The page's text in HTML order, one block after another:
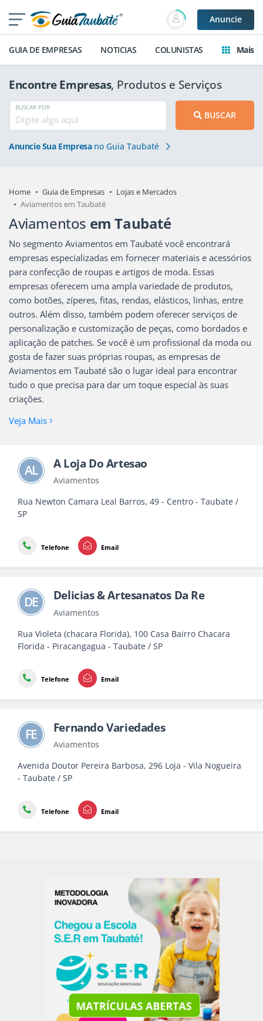
Anuncie
GUIA DE EMPRESAS NOTICIAS COLUNISTAS Mais
Encontre Empresas, Produtos e Serviços
BUSCAR POR
BUSCAR
Anuncie Sua Empresano Guia Taubaté
Home Guia de Empresas
Lojas e Mercados
Aviamentos em Taubaté
Aviamentos em Taubaté
No segmento Aviamentos em Taubaté você encontrará
empresas especializadas em fornecer materiais e acessórios
para confecção de roupas e artigos de moda. Essas
empresas oferecem uma ampla variedade de produtos,
como botões, zíperes, fitas, rendas, elásticos, linhas, entre
outros. Além disso, também podem oferecer serviços de
personalização e customização de peças, como bordados e
aplicação de patches. Se você é um profissional da moda ou
gosta de fazer suas próprias roupas, as empresas de
Aviamentos em Taubaté são o lugar ideal para encontrar
tudo o que precisa para dar um toque especial às suas
criações.
Veja Mais
AL A Loja Do Artesao
Aviamentos
Rua Newton Camara Leal Barros, 49 - Centro - Taubate /
SP
Telefone Email
DE Delicias & Artesanatos Da Re
Aviamentos
Rua Violeta (chacara Florida), 100 Casa Bairro Chacara
Florida - Piracangagua - Taubate / SP
Telefone Email
FE Fernando Variedades
Aviamentos
Avenida Doutor Pereira Barbosa, 296 Loja - Vila Nogueira
- Taubate / SP
Telefone Email